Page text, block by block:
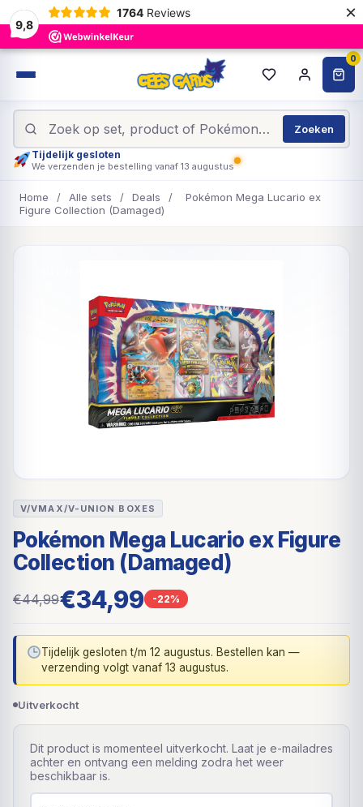
9,8
1764 Reviews ×
0
Zoeken
Tijdelijk gesloten
We verzenden je bestelling vanaf 13 augustus
Home / Alle sets / Deals /
Pokémon Mega Lucario ex
Figure Collection (Damaged)
V/VMAX/V-UNION BOXES
Pokémon Mega Lucario ex Figure
Collection (Damaged)
€44,99€34,99 -22%
Tijdelijk gesloten t/m 12 augustus. Bestellen kan —
verzending volgt vanaf 13 augustus.
Uitverkocht
Dit product is momenteel uitverkocht. Laat je e-mailadres
achter en ontvang een melding zodra het weer
beschikbaar is.